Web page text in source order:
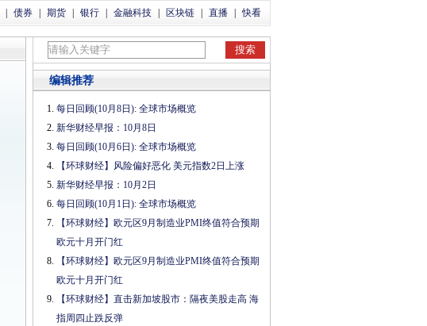
债券 期货 银行 金融科技 区块链 直播 快看
编辑推荐
每日回顾(10月8日): 全球市场概览
新华财经早报：10月8日
每日回顾(10月6日): 全球市场概览
【环球财经】风险偏好恶化 美元指数2日上涨
新华财经早报：10月2日
每日回顾(10月1日): 全球市场概览
【环球财经】欧元区9月制造业PMI终值符合预期
欧元十月开门红
【环球财经】欧元区9月制造业PMI终值符合预期
欧元十月开门红
【环球财经】直击新加坡股市：隔夜美股走高 海
指周四止跌反弹